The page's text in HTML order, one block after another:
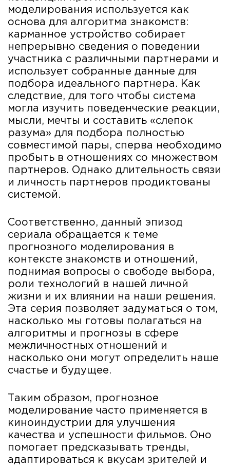
моделирования используется как
основа для алгоритма знакомств:
карманное устройство собирает
непрерывно сведения о поведении
участника с различными партнерами и
использует собранные данные для
подбора идеального партнера. Как
следствие, для того чтобы система
могла изучить поведенческие реакции,
мысли, мечты и составить «слепок
разума» для подбора полностью
совместимой пары, сперва необходимо
пробыть в отношениях со множеством
партнеров. Однако длительность связи
и личность партнеров продиктованы
системой.
Соответственно, данный эпизод
сериала обращается к теме
прогнозного моделирования в
контексте знакомств и отношений,
поднимая вопросы о свободе выбора,
роли технологий в нашей личной
жизни и их влиянии на наши решения.
Эта серия позволяет задуматься о том,
насколько мы готовы полагаться на
алгоритмы и прогнозы в сфере
межличностных отношений и
насколько они могут определить наше
счастье и будущее.
Таким образом, прогнозное
моделирование часто применяется в
киноиндустрии для улучшения
качества и успешности фильмов. Оно
помогает предсказывать тренды,
адаптироваться к вкусам зрителей и